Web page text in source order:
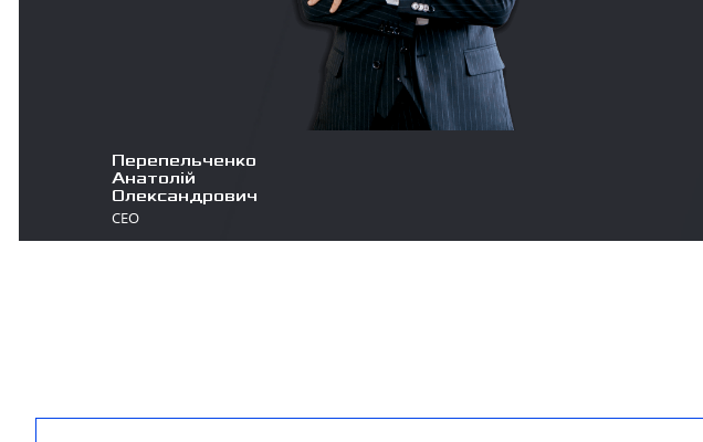
Перепельченко
Анатолій
Олександрович
СЕО